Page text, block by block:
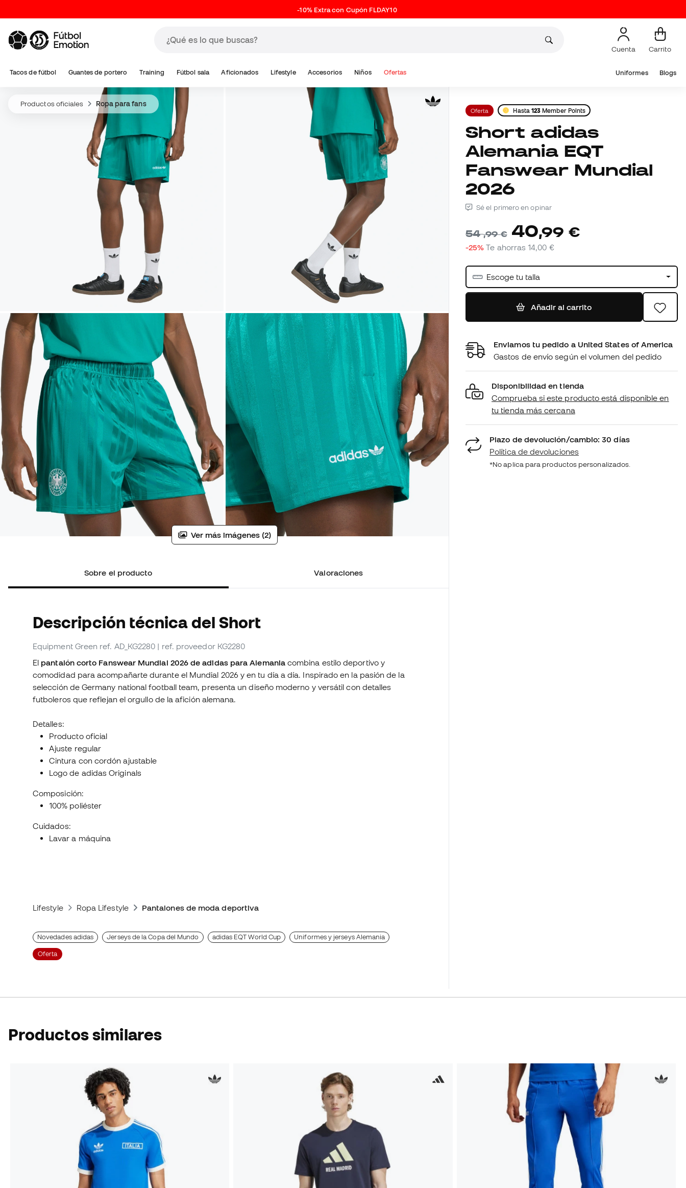
-10% Extra con Cupón FLDAY10
Cuenta Carrito
Tacos de fútbol Guantes de portero Training Fútbol sala Aficionados Lifestyle Accesorios Niños Ofertas Uniformes Blogs
Productos oficiales Ropa para fans
Ver más imágenes (2)
Sobre el producto Valoraciones
Descripción técnica del Short
Equipment Green ref. AD_KG2280 | ref. proveedor KG2280
El pantalón corto Fanswear Mundial 2026 de adidas para Alemaniacombina estilo deportivo y
comodidad para acompañarte durante el Mundial 2026 y en tu día a día. Inspirado en la pasión de la
selección de Germany national football team, presenta un diseño moderno y versátil con detalles
futboleros que reflejan el orgullo de la afición alemana.
Detalles:
Producto oficial
Ajuste regular
Cintura con cordón ajustable
Logo de adidas Originals
Composición:
100% poliéster
Cuidados:
Lavar a máquina
Lifestyle Ropa Lifestyle Pantalones de moda deportiva
Novedades adidas Jerseys de la Copa del Mundo adidas EQT World Cup Uniformes y jerseys Alemania
Oferta
Oferta Hasta 123 Member Points
Short adidas
Alemania EQT
Fanswear Mundial
2026
Sé el primero en opinar
54,99 € 40,99 €
-25% Te ahorras14,00 €
Escoge tu talla
Añadir al carrito
Enviamos tu pedido a United States of America
Gastos de envío según el volumen del pedido
Disponibilidad en tienda
Comprueba si este producto está disponible en
tu tienda más cercana
Plazo de devolución/cambio: 30 días
Política de devoluciones
*No aplica para productos personalizados.
Productos similares